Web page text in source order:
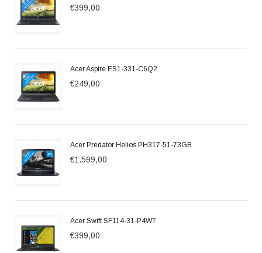
€399,00
Acer Aspire ES1-331-C6Q2
€249,00
Acer Predator Helios PH317-51-73GB
€1.599,00
Acer Swift SF114-31-P4WT
€399,00